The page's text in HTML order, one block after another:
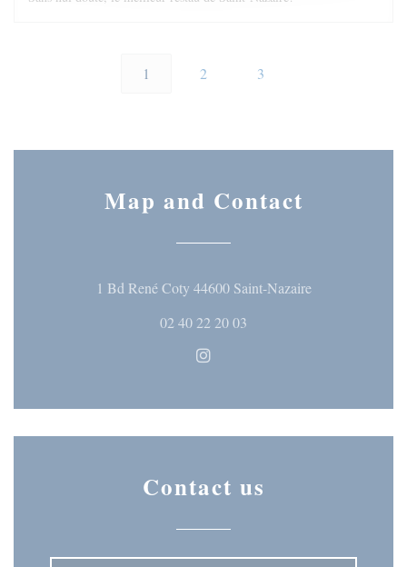
1 2 3
Map and Contact
1 Bd René Coty 44600 Saint-Nazaire((opens in a
02 40 22 20 03
Instagram ((opens in a new
Contact us